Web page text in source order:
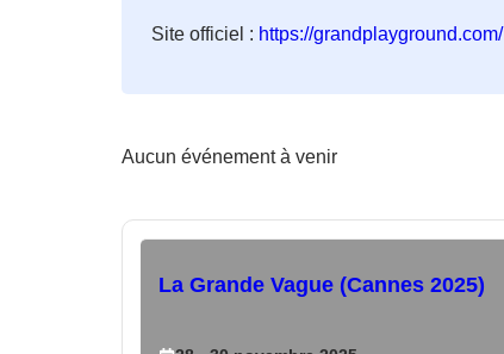
Site officiel : https://grandplayground.com/
Aucun événement à venir
La Grande Vague (Cannes 2025)